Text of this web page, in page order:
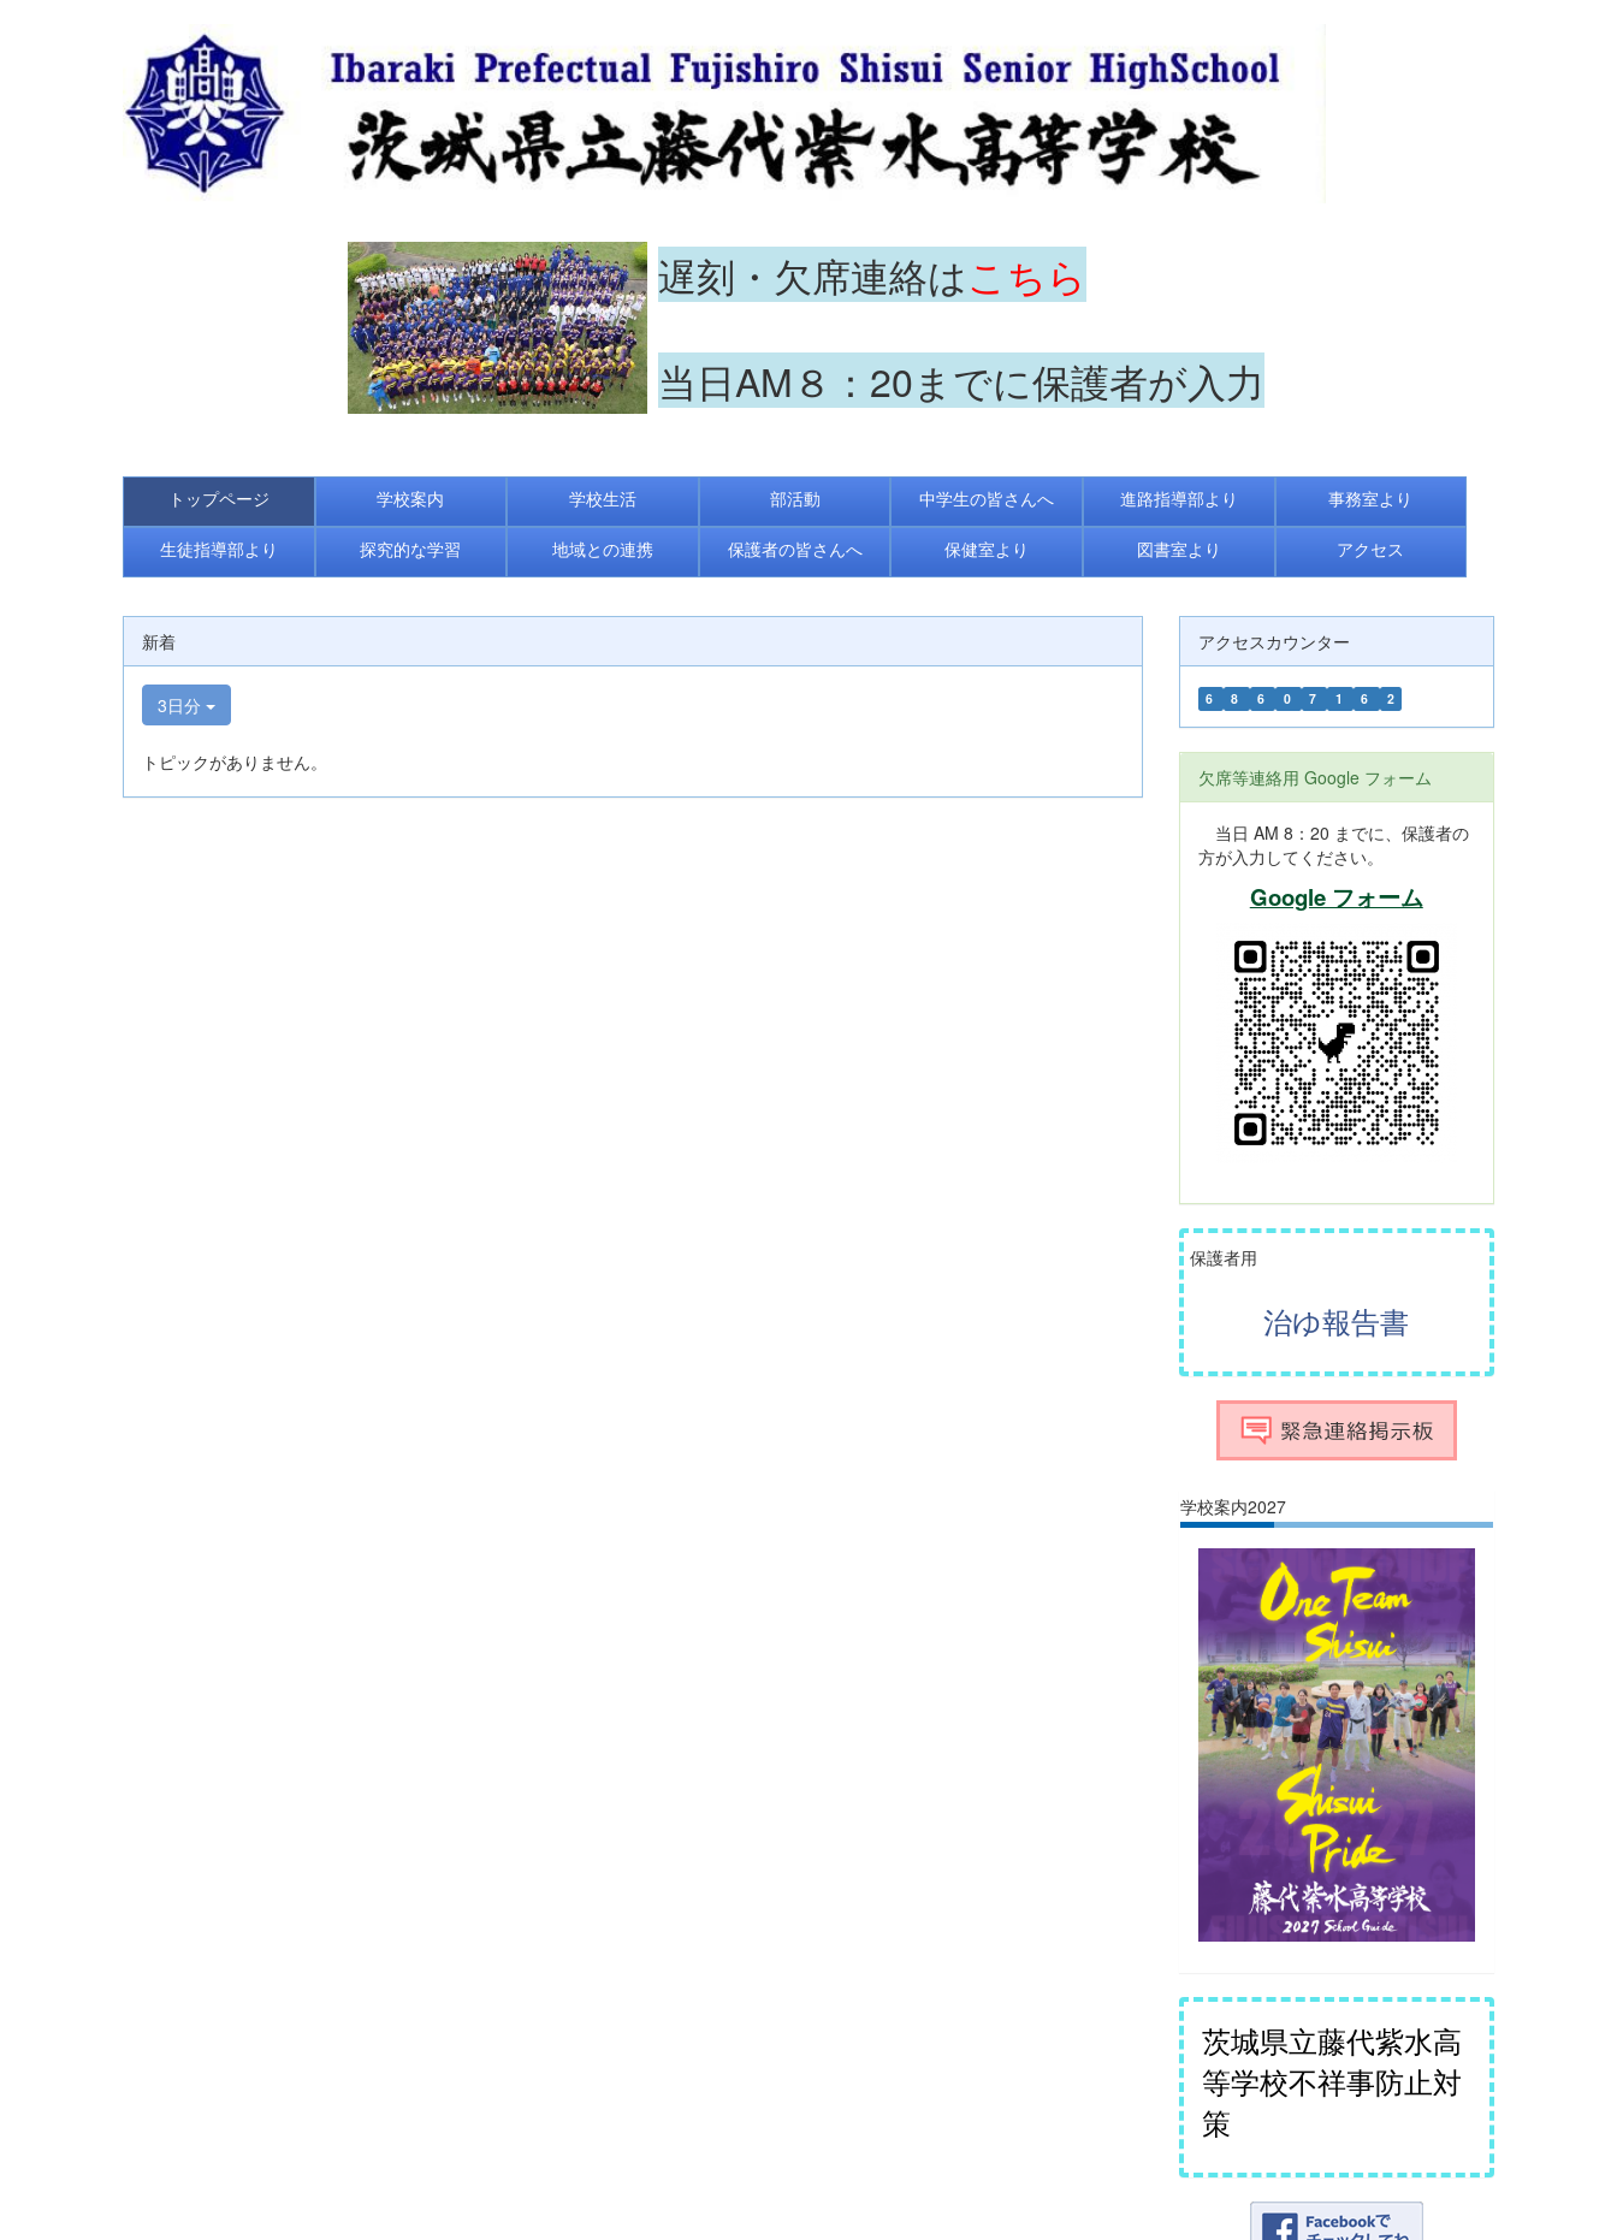
遅刻・欠席連絡はこちら
当日AM８：20までに保護者が入力
トップページ 学校案内 学校生活 部活動 中学生の皆さんへ 進路指導部より 事務室より
生徒指導部より 探究的な学習 地域との連携 保護者の皆さんへ 保健室より 図書室より アクセス
新着
3日分
トピックがありません。
アクセスカウンター
6 8 6 0 7 1 6 2
欠席等連絡用 Google フォーム
当日 AM 8：20 までに、保護者の
方が入力してください。
Google フォーム
保護者用
治ゆ報告書
学校案内2027
茨城県立藤代紫水高
等学校不祥事防止対
策